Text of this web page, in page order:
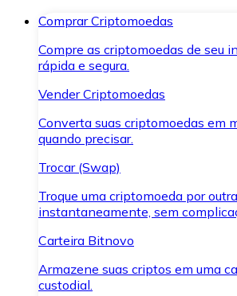
Comprar Criptomoedas
Compre as criptomoedas de seu
rápida e segura.
Vender Criptomoedas
Converta suas criptomoedas em
quando precisar.
Trocar (Swap)
Troque uma criptomoeda por outra
instantaneamente, sem
Carteira Bitnovo
Armazene suas criptos em uma
custodial.